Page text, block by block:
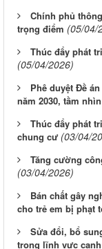
Chính phủ
trọng điểm (05/04/
Thúc đẩy phát
(05/04/2026)
Phê duyệt Đề
năm 2030, tầm
Thúc đẩy phát
chung cư (03/04/
Tăng cường
(03/04/2026)
Bán chất gây
cho trẻ em bị phạt
Sửa đổi, bổ
trong lĩnh vực